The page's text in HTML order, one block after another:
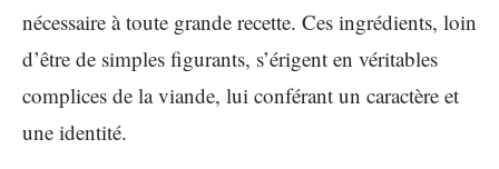
nécessaire à toute grande recette. Ces ingrédients, loin
d’être de simples figurants, s’érigent en véritables
complices de la viande, lui conférant un caractère et
une identité.